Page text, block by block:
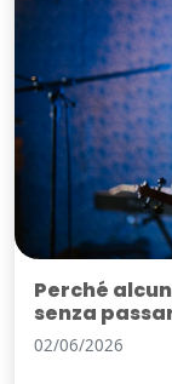
Perché
senza
02/06/2026